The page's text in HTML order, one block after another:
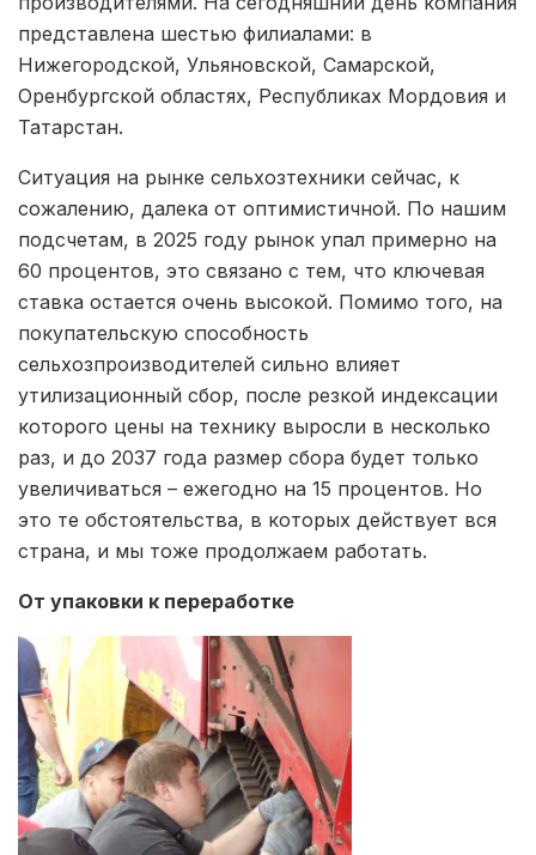
представлена шестью филиалами: в
Нижегородской, Ульяновской, Самарской,
Оренбургской областях, Республиках Мордовия и
Татарстан.
Ситуация на рынке сельхозтехники сейчас, к
сожалению, далека от оптимистичной. По нашим
подсчетам, в 2025 году рынок упал примерно на
60 процентов, это связано с тем, что ключевая
ставка остается очень высокой. Помимо того, на
покупательскую способность
сельхозпроизводителей сильно влияет
утилизационный сбор, после резкой индексации
которого цены на технику выросли в несколько
раз, и до 2037 года размер сбора будет только
увеличиваться – ежегодно на 15 процентов. Но
это те обстоятельства, в которых действует вся
страна, и мы тоже продолжаем работать.
От упаковки к переработке